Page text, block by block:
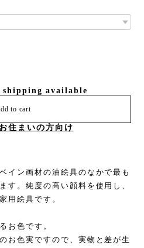
available
to cart
住まいの方向け
イン画材の油絵具のなかで最も
す。純度の高い顔料を使用し、
用絵具です。
お色です。
お色実ですので、実物と差が生